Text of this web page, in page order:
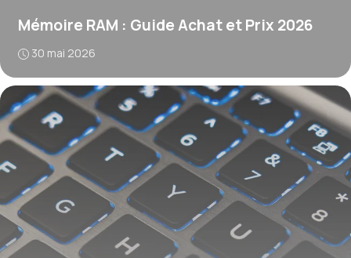
Mémoire RAM : Guide Achat et Prix 2026
30 mai 2026